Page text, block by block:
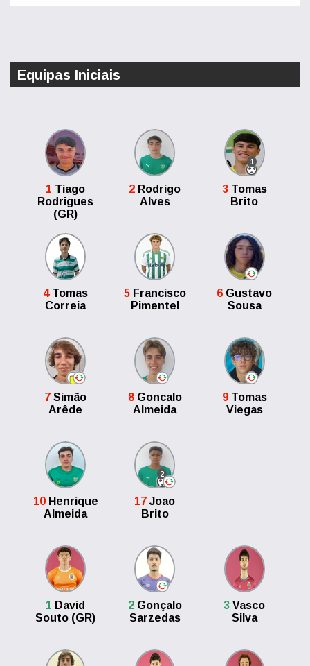
Equipas Iniciais
1 Tiago
Rodrigues
(GR)
2 Rodrigo
Alves
1
3Tomas
Brito
4Tomas
Correia
5Francisco
Pimentel
6 Gustavo
Sousa
7 Simão
Arêde
8Goncalo
Almeida
9Tomas
Viegas
10Henrique
Almeida
2
17 Joao
Brito
1 David
Souto (GR)
2Gonçalo
Sarzedas
3 Vasco
Silva